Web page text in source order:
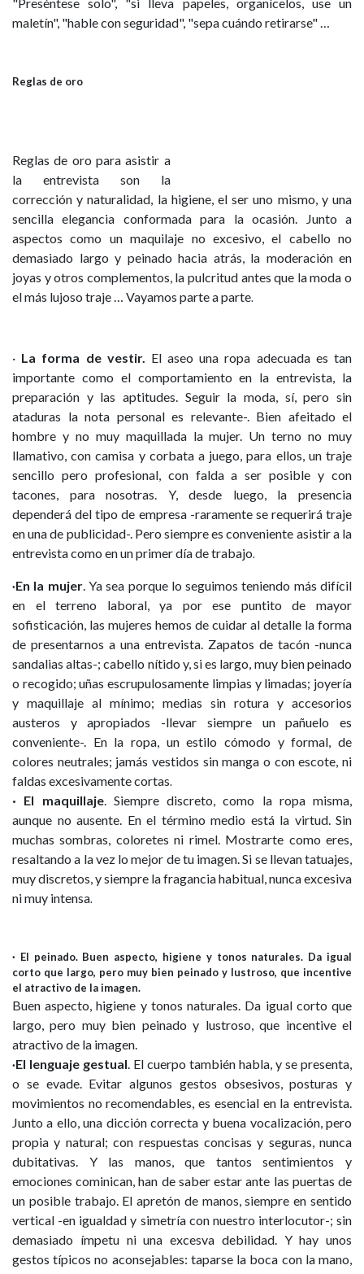
maletín", "hable con seguridad", "sepa cuándo retirarse" …
Reglas de oro
Reglas de oro para asistir a
la entrevista son la
corrección y naturalidad, la higiene, el ser uno mismo, y una
sencilla elegancia conformada para la ocasión. Junto a
aspectos como un maquilaje no excesivo, el cabello no
demasiado largo y peinado hacia atrás, la moderación en
joyas y otros complementos, la pulcritud antes que la moda o
el más lujoso traje … Vayamos parte a parte.
· La forma de vestir. El aseo una ropa adecuada es tan
importante como el comportamiento en la entrevista, la
preparación y las aptitudes. Seguir la moda, sí, pero sin
ataduras la nota personal es relevante-. Bien afeitado el
hombre y no muy maquillada la mujer. Un terno no muy
llamativo, con camisa y corbata a juego, para ellos, un traje
sencillo pero profesional, con falda a ser posible y con
tacones, para nosotras. Y, desde luego, la presencia
dependerá del tipo de empresa -raramente se requerirá traje
en una de publicidad-. Pero siempre es conveniente asistir a la
entrevista como en un primer día de trabajo.
·En la mujer. Ya sea porque lo seguimos teniendo más difícil
en el terreno laboral, ya por ese puntito de mayor
sofisticación, las mujeres hemos de cuidar al detalle la forma
de presentarnos a una entrevista. Zapatos de tacón -nunca
sandalias altas-; cabello nítido y, si es largo, muy bien peinado
o recogido; uñas escrupulosamente limpias y limadas; joyería
y maquillaje al mínimo; medias sin rotura y accesorios
austeros y apropiados -llevar siempre un pañuelo es
conveniente-. En la ropa, un estilo cómodo y formal, de
colores neutrales; jamás vestidos sin manga o con escote, ni
faldas excesivamente cortas.
· El maquillaje. Siempre discreto, como la ropa misma,
aunque no ausente. En el término medio está la virtud. Sin
muchas sombras, coloretes ni rimel. Mostrarte como eres,
resaltando a la vez lo mejor de tu imagen. Si se llevan tatuajes,
muy discretos, y siempre la fragancia habitual, nunca excesiva
ni muy intensa.
· El peinado. Buen aspecto, higiene y tonos naturales. Da igual
corto que largo, pero muy bien peinado y lustroso, que incentive
el atractivo de la imagen.
Buen aspecto, higiene y tonos naturales. Da igual corto que
largo, pero muy bien peinado y lustroso, que incentive el
atractivo de la imagen.
·El lenguaje gestual. El cuerpo también habla, y se presenta,
o se evade. Evitar algunos gestos obsesivos, posturas y
movimientos no recomendables, es esencial en la entrevista.
Junto a ello, una dicción correcta y buena vocalización, pero
propia y natural; con respuestas concisas y seguras, nunca
dubitativas. Y las manos, que tantos sentimientos y
emociones cominican, han de saber estar ante las puertas de
un posible trabajo. El apretón de manos, siempre en sentido
vertical -en igualdad y simetría con nuestro interlocutor-; sin
demasiado ímpetu ni una excesva debilidad. Y hay unos
gestos típicos no aconsejables: taparse la boca con la mano,